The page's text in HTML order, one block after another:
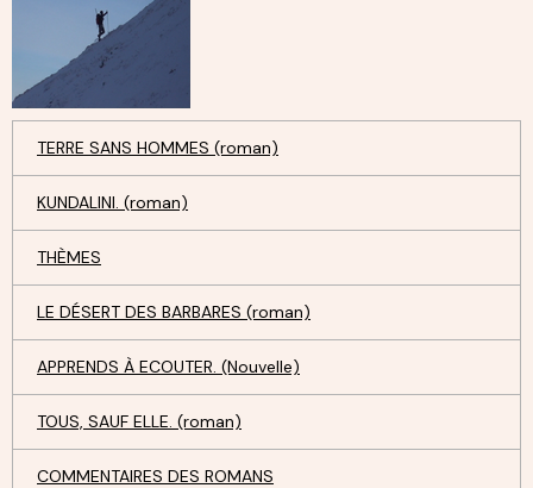
TERRE SANS HOMMES (roman)
KUNDALINI. (roman)
THÈMES
LE DÉSERT DES BARBARES (roman)
APPRENDS À ECOUTER. (Nouvelle)
TOUS, SAUF ELLE. (roman)
COMMENTAIRES DES ROMANS